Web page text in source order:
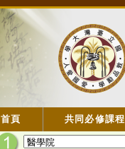
首頁 共同必修課程